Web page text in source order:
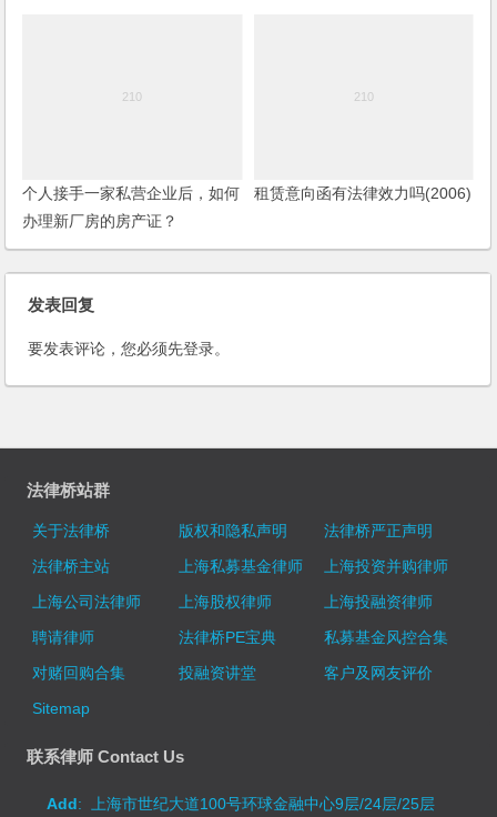
个人接手一家私营企业后，如何
办理新厂房的房产证？
租赁意向函有法律效力吗(2006)
发表回复
要发表评论，您必须先登录。
法律桥站群
关于法律桥 版权和隐私声明
法律桥严正声明
法律桥主站
上海私募基金律师
上海投资并购律师
上海公司法律师
上海股权律师
上海投融资律师
聘请律师
法律桥PE宝典
私募基金风控合集
对赌回购合集
投融资讲堂
客户及网友评价
Sitemap
联系律师 Contact Us
Add: 上海市世纪大道100号环球金融中心9层/24层/25层